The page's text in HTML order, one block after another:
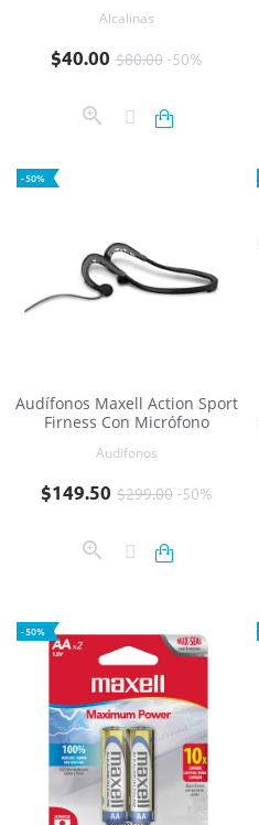
Alcalinas
Precio base$80.00 -50%
Precio
$40.00
-50%
Audífonos Maxell Action Sport
Firness Con Micrófono
Audifonos
Precio base$299.00 -50%
Precio
$149.50
-50%